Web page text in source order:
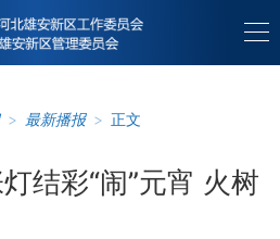
> 最新播报 > 正文
结彩“闹”元宵 火树